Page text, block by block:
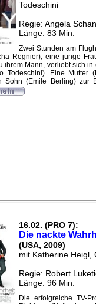
Todeschini
Regie: Angela
Länge: 83 Min.
Zwei Stunden am
Regnier), eine junge
ihrem Mann, verliebt sich in
Todeschini). Eine Mutter
Sohn (Emile Berling) zur
16.02. (PRO 7):
Die nackte
(USA, 2009)
mit Katherine Heigl,
Regie: Robert
Länge: 96 Min.
Die erfolgreiche TV-